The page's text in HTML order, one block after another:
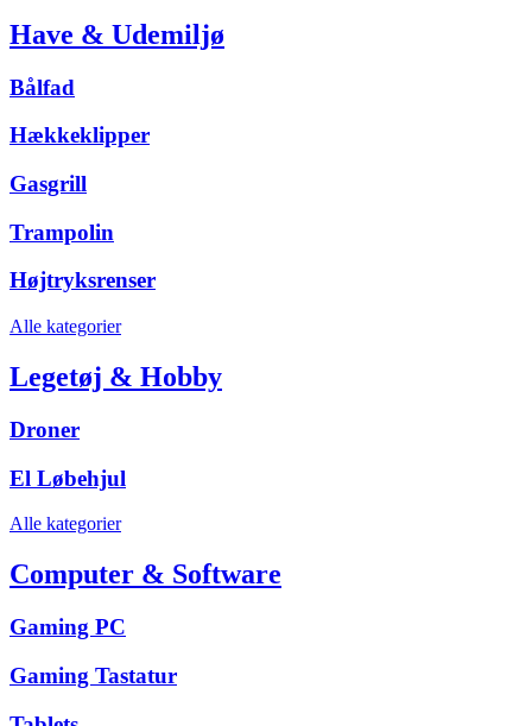
Have & Udemiljø
Bålfad
Hækkeklipper
Gasgrill
Trampolin
Højtryksrenser
Alle kategorier
Legetøj & Hobby
Droner
El Løbehjul
Alle kategorier
Computer & Software
Gaming PC
Gaming Tastatur